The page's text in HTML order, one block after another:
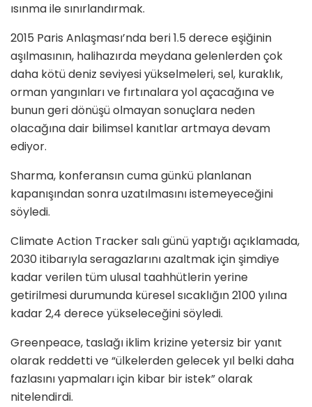
ısınma ile sınırlandırmak.
2015 Paris Anlaşması’nda beri 1.5 derece eşiğinin
aşılmasının, halihazırda meydana gelenlerden çok
daha kötü deniz seviyesi yükselmeleri, sel, kuraklık,
orman yangınları ve fırtınalara yol açacağına ve
bunun geri dönüşü olmayan sonuçlara neden
olacağına dair bilimsel kanıtlar artmaya devam
ediyor.
Sharma, konferansın cuma günkü planlanan
kapanışından sonra uzatılmasını istemeyeceğini
söyledi.
Climate Action Tracker salı günü yaptığı açıklamada,
2030 itibarıyla seragazlarını azaltmak için şimdiye
kadar verilen tüm ulusal taahhütlerin yerine
getirilmesi durumunda küresel sıcaklığın 2100 yılına
kadar 2,4 derece yükseleceğini söyledi.
Greenpeace, taslağı iklim krizine yetersiz bir yanıt
olarak reddetti ve “ülkelerden gelecek yıl belki daha
fazlasını yapmaları için kibar bir istek” olarak
nitelendirdi.